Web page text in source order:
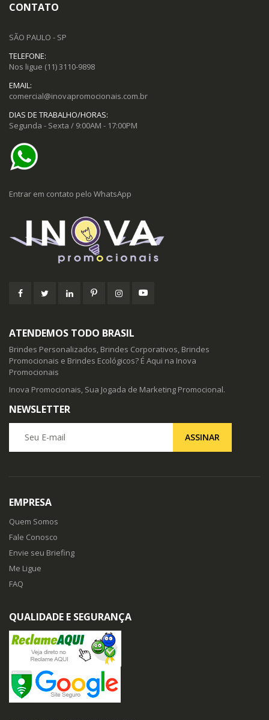
CONTATO
SÃO PAULO - SP
TELEFONE:
Nos ligue (11) 3110-9898
EMAIL:
comercial@inovapromocionais.com.br
DIAS DE TRABALHO/HORAS:
Segunda - Sexta / 9:00AM - 17:00PM
Entrar em contato pelo WhatsApp
ATENDEMOS TODO BRASIL
Brindes Personalizados, Brindes Corporativos, Brindes
Promocionais e Brindes Ecológicos? É Aqui na Inova
Promocionais
Inova Promocionais, Sua Jogada de Marketing Promocional.
NEWSLETTER
ASSINAR
EMPRESA
Quem Somos
Fale Conosco
Envie seu Briefing
Me Ligue
FAQ
QUALIDADE E SEGURANÇA